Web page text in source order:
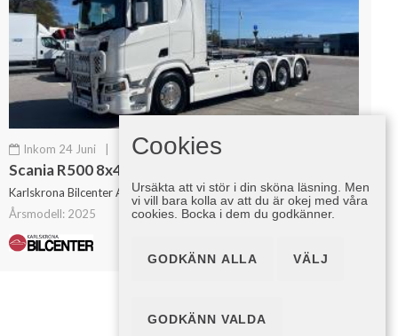
Inkom 24 Juni Krok/Lastväxlare
Karlskrona Bilcenter AB
Årsmodell: 2025
1 kr inkl. moms
Cookies
Ursäkta att vi stör i din sköna läsning. Men
vi vill bara kolla av att du är okej med våra
cookies. Bocka i dem du godkänner.
GODKÄNN ALLA VÄLJ
GODKÄNN VALDA